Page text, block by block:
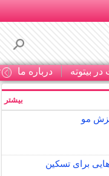
در بیتوته درباره ما
مو
برای تسکین
بیشتر